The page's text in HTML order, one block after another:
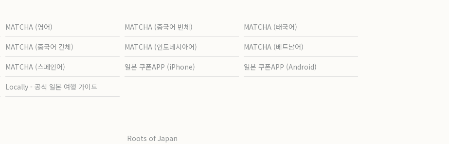
MATCHA (영어) MATCHA (중국어 번체) MATCHA (태국어)
MATCHA (중국어 간체) MATCHA (인도네시아어) MATCHA (베트남어)
MATCHA (스페인어) 일본 쿠폰APP (iPhone) 일본 쿠폰APP (Android)
Locally - 공식 일본 여행 가이드
Roots of Japan